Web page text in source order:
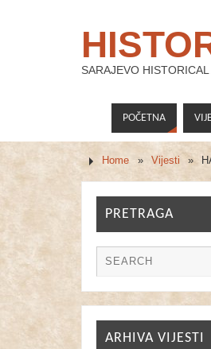
SARAJEVO
POČETNA
Home » Vijesti »
PRETRAGA
ARHIVA VIJESTI